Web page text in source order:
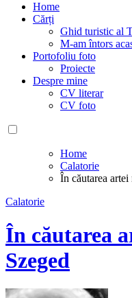
Home
Cărți
Ghid turistic al
M-am întors
Portofoliu foto
Proiecte
Despre mine
CV literar
CV foto
Home
Calatorie
În căutarea
Calatorie
În căutarea
Szeged